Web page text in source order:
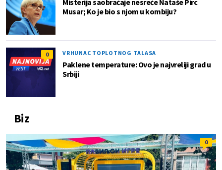
Misterija saobraćaje nesreće Nataše Pirc
Musar; Ko je bio s njom u kombiju?
0 VRHUNAC TOPLOTNOG TALASA
Paklene temperature: Ovo je najvreliji grad u
Srbiji
Biz
0